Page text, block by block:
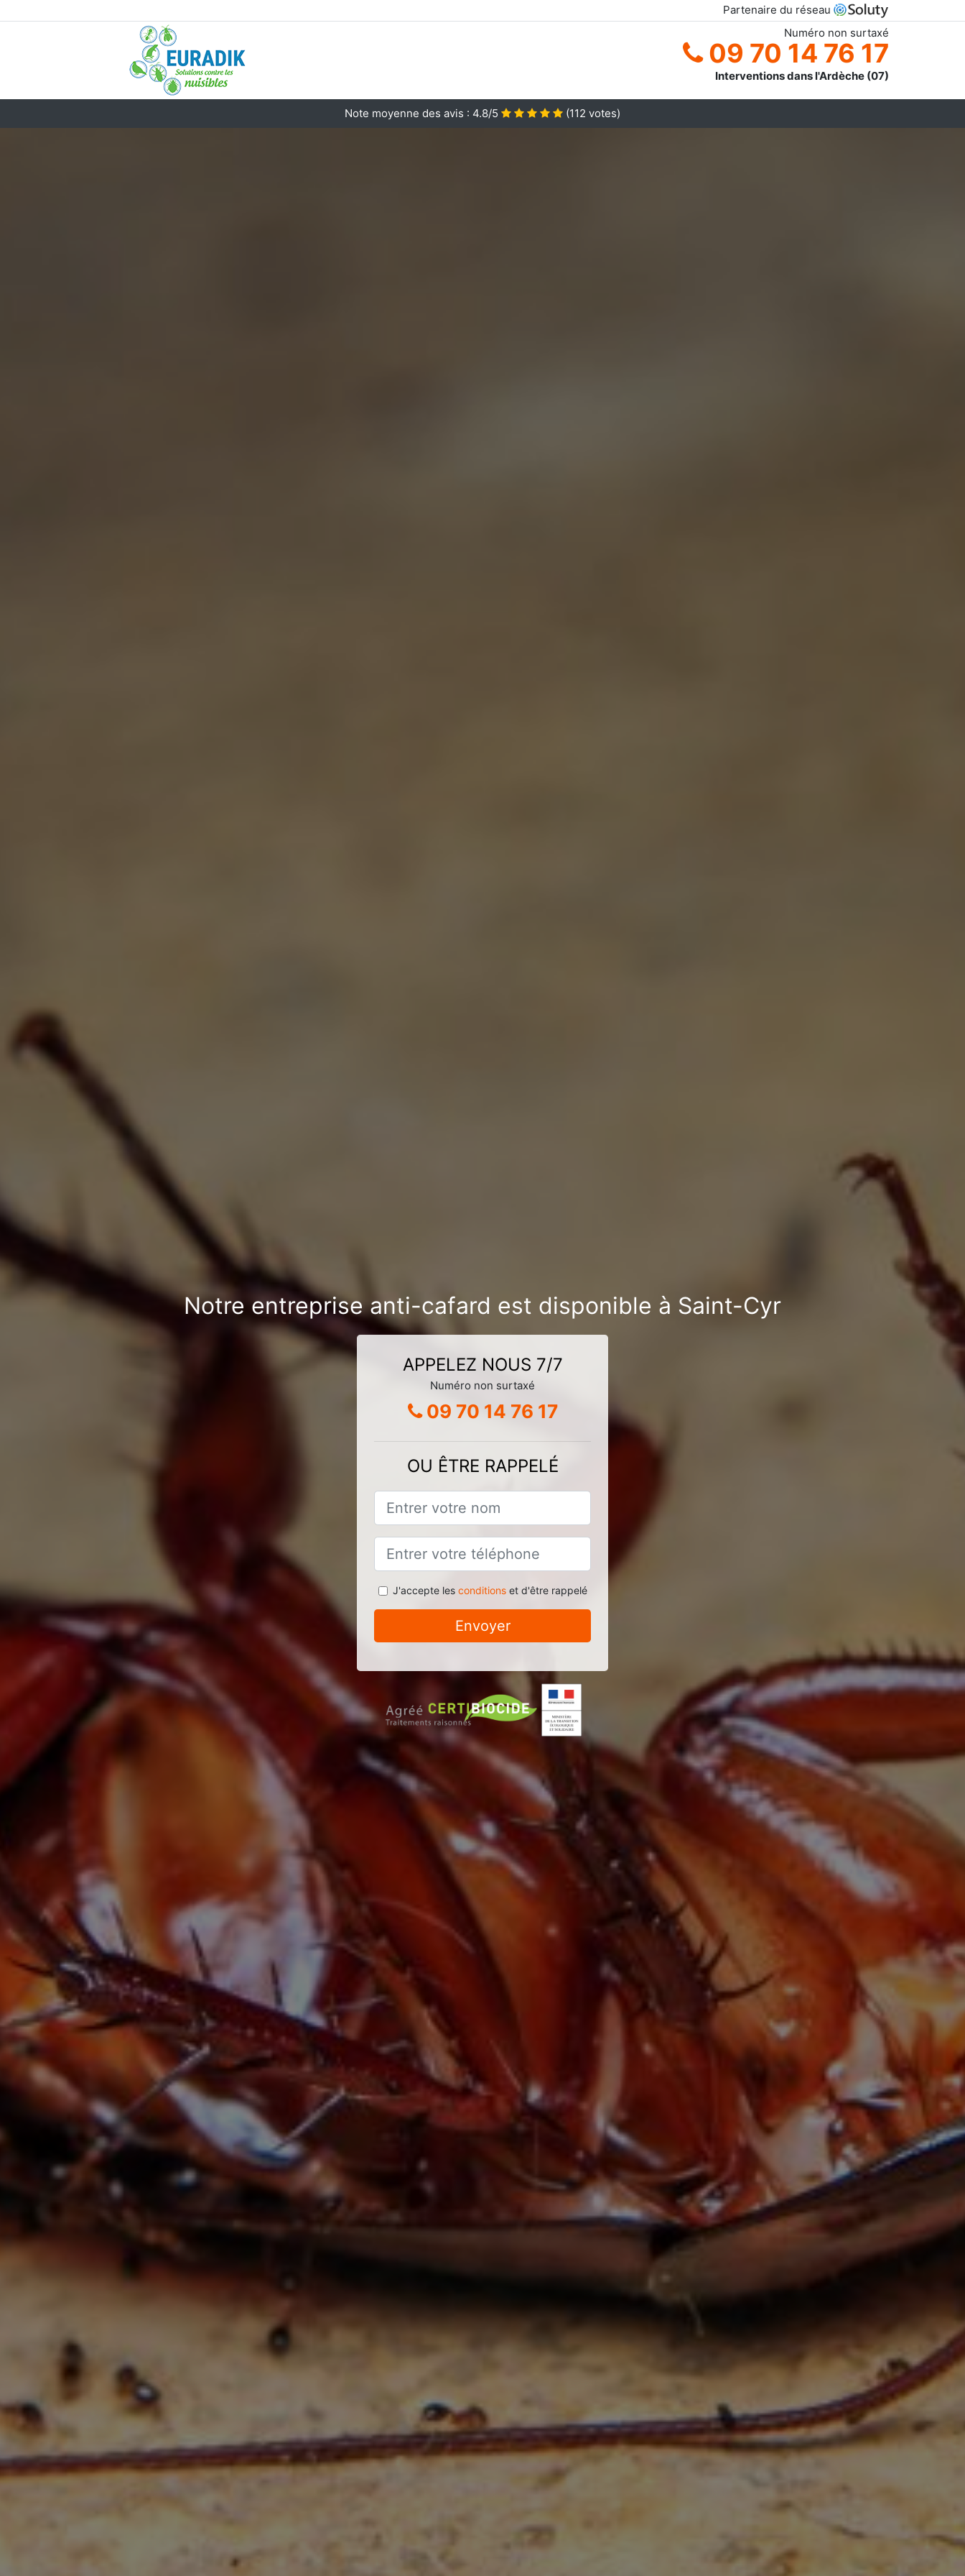
Partenaire du réseau
Numéro non surtaxé
09 70 14 76 17
Interventions dans l'Ardèche (07)
Note moyenne des avis : 4.8/5 (112 votes)
Notre entreprise anti-cafard est disponible à Saint-Cyr
APPELEZ NOUS 7/7
Numéro non surtaxé
09 70 14 76 17
OU ÊTRE RAPPELÉ
J'accepte les conditionset d'être rappelé
Envoyer